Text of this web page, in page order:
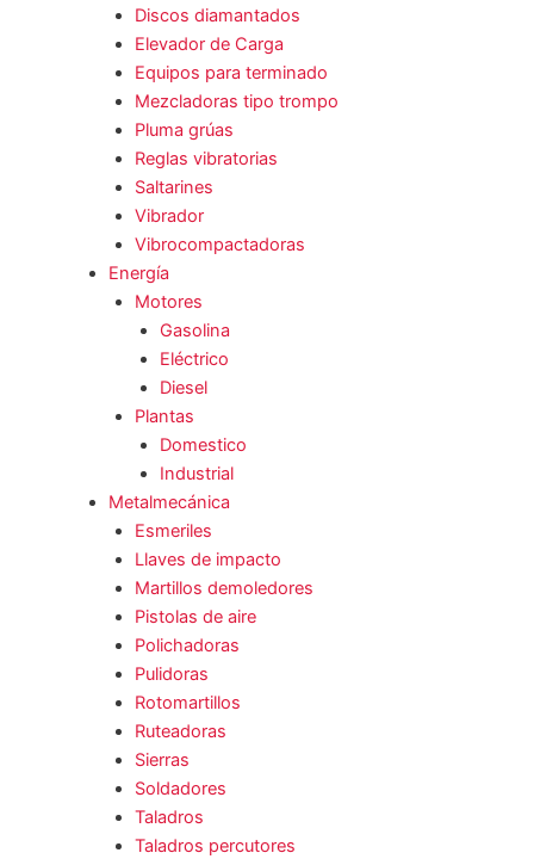
Discos diamantados
Elevador de Carga
Equipos para terminado
Mezcladoras tipo trompo
Pluma grúas
Reglas vibratorias
Saltarines
Vibrador
Vibrocompactadoras
Energía
Motores
Gasolina
Eléctrico
Diesel
Plantas
Domestico
Industrial
Metalmecánica
Esmeriles
Llaves de impacto
Martillos demoledores
Pistolas de aire
Polichadoras
Pulidoras
Rotomartillos
Ruteadoras
Sierras
Soldadores
Taladros
Taladros percutores